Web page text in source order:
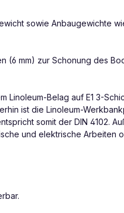
sowie Anbaugewichte
(6 mm) zur Schonung des
Belag auf E1 3-
ist die Linoleum-
somit der DIN 4102.
und elektrische Arbeiten